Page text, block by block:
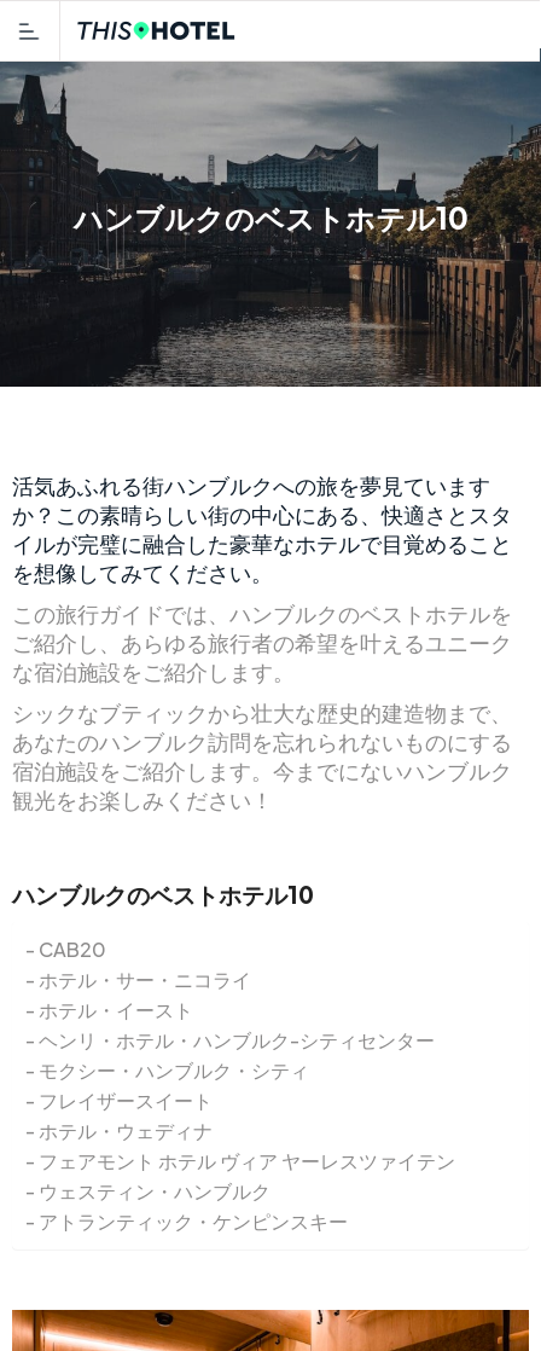
ハンブルクのベストホテル10
活気あふれる街ハンブルクへの旅を夢見ています
か？この素晴らしい街の中心にある、快適さとスタ
イルが完璧に融合した豪華なホテルで目覚めること
を想像してみてください。
この旅行ガイドでは、ハンブルクのベストホテルを
ご紹介し、あらゆる旅行者の希望を叶えるユニーク
な宿泊施設をご紹介します。
シックなブティックから壮大な歴史的建造物まで、
あなたのハンブルク訪問を忘れられないものにする
宿泊施設をご紹介します。今までにないハンブルク
観光をお楽しみください！
ハンブルクのベストホテル10
CAB20
ホテル・サー・ニコライ
ホテル・イースト
ヘンリ・ホテル・ハンブルク-シティセンター
モクシー・ハンブルク・シティ
フレイザースイート
ホテル・ウェディナ
フェアモント ホテル ヴィア ヤーレスツァイテン
ウェスティン・ハンブルク
アトランティック・ケンピンスキー